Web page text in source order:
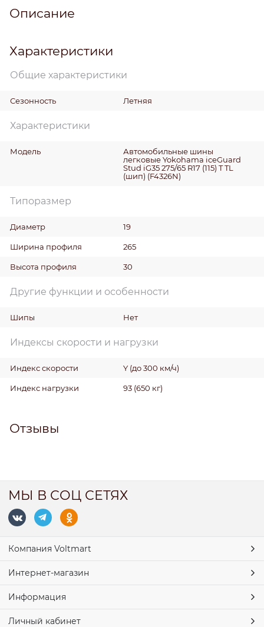
Описание
Характеристики
Общие характеристики
Сезонность Летняя
Характеристики
Модель
Автомобильные шины
легковые Yokohama iceGuard
Stud iG35 275/65 R17 (115) T TL
(шип) (F4326N)
Типоразмер
Диаметр 19
Ширина профиля 265
Высота профиля 30
Другие функции и особенности
Шипы Нет
Индексы скорости и нагрузки
Индекс скорости Y (до 300 км/ч)
Индекс нагрузки 93 (650 кг)
Отзывы
МЫ В СОЦ СЕТЯХ
Компания Voltmart
Интернет-магазин
Информация
Личный кабинет